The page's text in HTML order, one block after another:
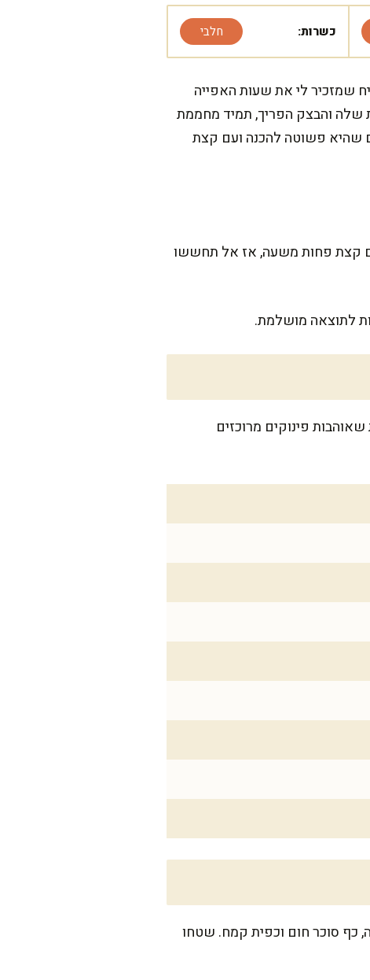
כשרות: חלבי
שמזכיר לי את שעות האפייה
שלה והבצק הפריך, תמיד מחממת
שהיא פשוטה להכנה ועם קצת
קצת פחות משעה, אז אל תחששו
לתוצאה מושלמת.
יפות. מושלם למשפחות שאוהבות פינוקים מרוכזים
מעלות. ערבבו את שיבולת השועל עם 50 גרם מהחמאה, כף סוכר חום וכפית קמח. שטחו